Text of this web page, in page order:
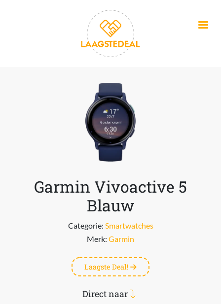
Garmin Vivoactive 5
Blauw
Categorie: Smartwatches
Merk: Garmin
Laagste Deal!
Direct naar